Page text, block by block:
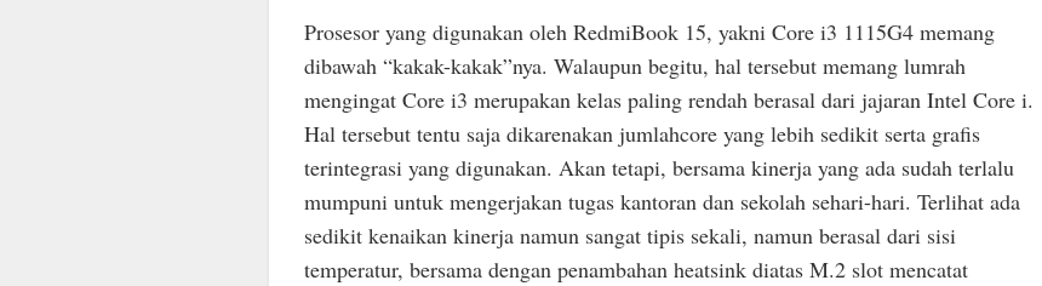
Prosesor yang digunakan oleh RedmiBook 15, yakni Core i3 1115G4 memang
dibawah “kakak-kakak”nya. Walaupun begitu, hal tersebut memang lumrah
mengingat Core i3 merupakan kelas paling rendah berasal dari jajaran Intel Core i.
Hal tersebut tentu saja dikarenakan jumlahcore yang lebih sedikit serta grafis
terintegrasi yang digunakan. Akan tetapi, bersama kinerja yang ada sudah terlalu
mumpuni untuk mengerjakan tugas kantoran dan sekolah sehari-hari. Terlihat ada
sedikit kenaikan kinerja namun sangat tipis sekali, namun berasal dari sisi
temperatur, bersama dengan penambahan heatsink diatas M.2 slot mencatat